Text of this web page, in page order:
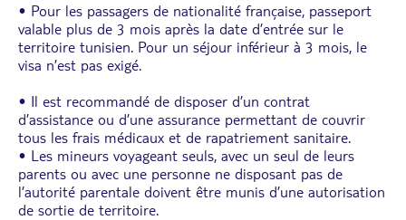
• Pour les passagers de nationalité française, passeport
valable plus de 3 mois après la date d’entrée sur le
territoire tunisien. Pour un séjour inférieur à 3 mois, le
visa n’est pas exigé.
• Il est recommandé de disposer d’un contrat
d’assistance ou d’une assurance permettant de couvrir
tous les frais médicaux et de rapatriement sanitaire.
• Les mineurs voyageant seuls, avec un seul de leurs
parents ou avec une personne ne disposant pas de
l’autorité parentale doivent être munis d’une autorisation
de sortie de territoire.